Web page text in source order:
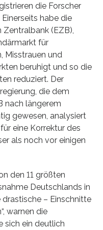
die Forscher
habe die
(EZB),
für
Misstrauen und
beruhigt und so die
reduziert. Der
die dem
nach längerem
gewesen, analysiert
eine Korrektur des
als noch vor einigen
den 11 größten
Deutschlands in
– Einschnitte
warnen die
sich ein deutlich